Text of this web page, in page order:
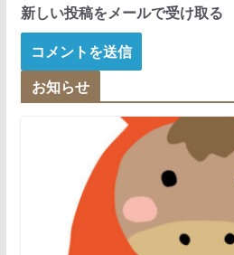
新しい投稿をメールで受け取る
お知らせ